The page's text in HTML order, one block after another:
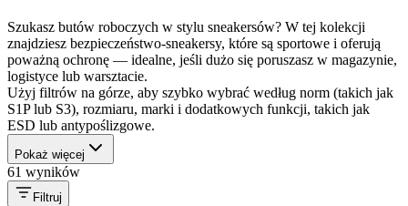
Szukasz butów roboczych w stylu sneakersów? W tej kolekcji
znajdziesz bezpieczeństwo-sneakersy, które są sportowe i oferują
poważną ochronę — idealne, jeśli dużo się poruszasz w magazynie,
logistyce lub warsztacie.
Użyj filtrów na górze, aby szybko wybrać według norm (takich jak
S1P lub S3), rozmiaru, marki i dodatkowych funkcji, takich jak
ESD lub antypoślizgowe.
Pokaż więcej
61 wyników
Filtruj